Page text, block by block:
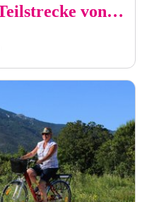
Eurovélo 8 (2020) : Teilstrecke von Argelès-sur-Mer nach Sorède